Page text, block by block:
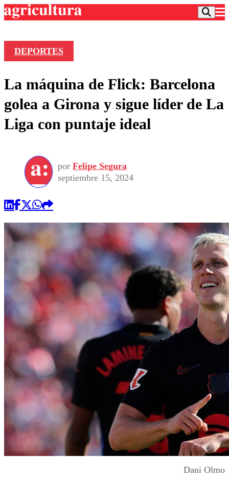
Frecuencias
Agricultura TV
Deportes
Colo Colo
Seleccion Chilena
Torneo Internacional
Universidad de Chile
Entretención
Economía
Internacional
Sustentabilidad
Publicaciones en medios
Opinión
DEPORTES
La máquina de Flick: Barcelona
golea a Girona y sigue líder de La
Liga con puntaje ideal
por Felipe Segura
septiembre 15, 2024
Dani Olmo